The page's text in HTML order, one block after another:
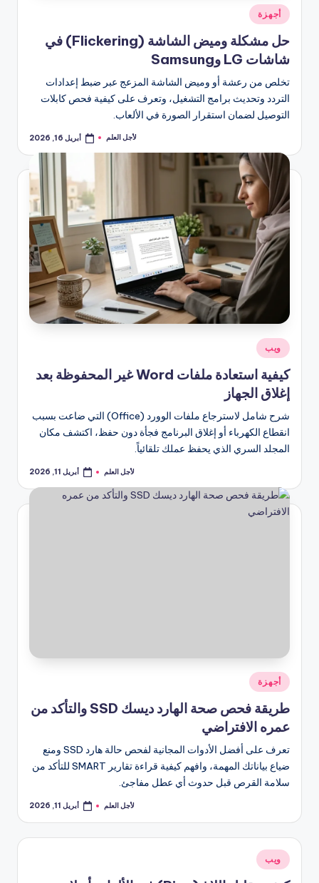
نُشر
في
أجهزة
حل مشكلة وميض الشاشة (Flickering) في
شاشات LG وSamsung
تخلص من رعشة أو وميض الشاشة المزعج عبر ضبط إعدادات
التردد وتحديث برامج التشغيل، وتعرف على كيفية فحص كابلات
التوصيل لضمان استقرار الصورة في الألعاب.
تمّ
لأجل العلم أبريل 16, 2026
نُشر
في
ويب
كيفية استعادة ملفات Word غير المحفوظة بعد
إغلاق الجهاز
شرح شامل لاسترجاع ملفات الوورد (Office) التي ضاعت بسبب
انقطاع الكهرباء أو إغلاق البرنامج فجأة دون حفظ، اكتشف مكان
المجلد السري الذي يحفظ عملك تلقائياً.
تمّ
بواسطة
لأجل العلم أبريل 11, 2026
نُشر
في
أجهزة
طريقة فحص صحة الهارد ديسك SSD والتأكد من
عمره الافتراضي
تعرف على أفضل الأدوات المجانية لفحص حالة هارد SSD ومنع
ضياع بياناتك المهمة، وافهم كيفية قراءة تقارير SMART للتأكد من
سلامة القرص قبل حدوث أي عطل مفاجئ.
تمّ
لأجل العلم أبريل 11, 2026
نُشر
في
ويب